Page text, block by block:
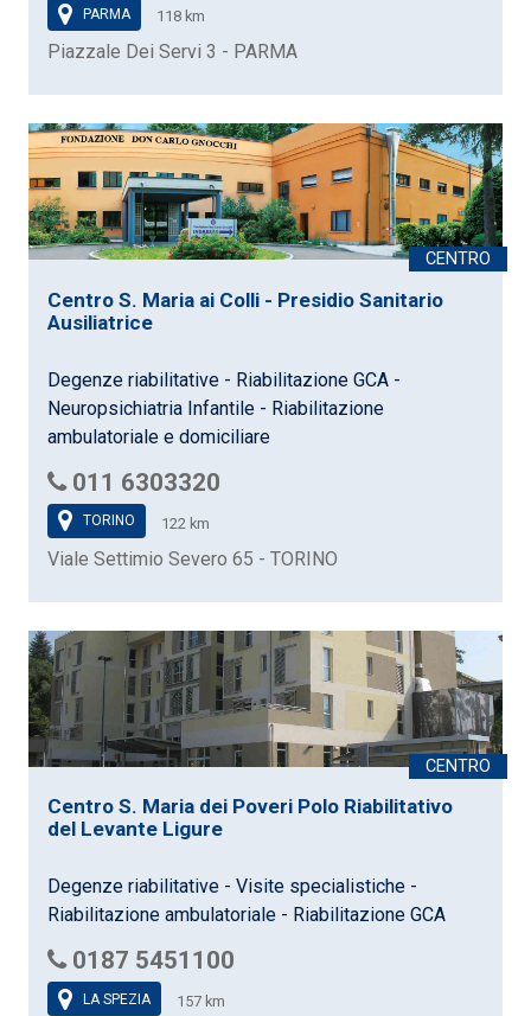
PARMA 118 km
Piazzale Dei Servi 3 - PARMA
Centro S. Maria ai Colli - Presidio Sanitario
Ausiliatrice
Degenze riabilitative - Riabilitazione GCA -
Neuropsichiatria Infantile - Riabilitazione
ambulatoriale e domiciliare
011 6303320
TORINO 122 km
Viale Settimio Severo 65 - TORINO
Centro S. Maria dei Poveri Polo Riabilitativo
del Levante Ligure
Degenze riabilitative - Visite specialistiche -
Riabilitazione ambulatoriale - Riabilitazione GCA
0187 5451100
LA SPEZIA 157 km